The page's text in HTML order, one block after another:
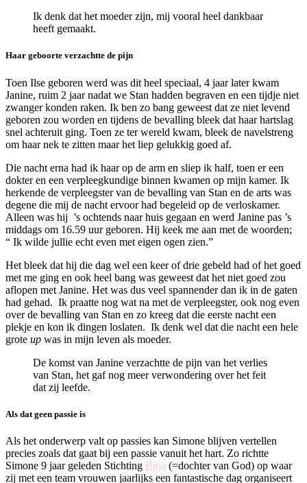
Ik denk dat het moeder zijn, mij vooral heel dankbaar
heeft gemaakt.
Haar geboorte verzachtte de pijn
Toen Ilse geboren werd was dit heel speciaal, 4 jaar later kwam
Janine, ruim 2 jaar nadat we Stan hadden begraven en een tijdje niet
zwanger konden raken. Ik ben zo bang geweest dat ze niet levend
geboren zou worden en tijdens de bevalling bleek dat haar hartslag
snel achteruit ging. Toen ze ter wereld kwam, bleek de navelstreng
om haar nek te zitten maar het liep gelukkig goed af.
Die nacht erna had ik haar op de arm en sliep ik half, toen er een
dokter en een verpleegkundige binnen kwamen op mijn kamer. Ik
herkende de verpleegster van de bevalling van Stan en de arts was
degene die mij de nacht ervoor had begeleid op de verloskamer.
Alleen was hij ’s ochtends naar huis gegaan en werd Janine pas ’s
middags om 16.59 uur geboren. Hij keek me aan met de woorden;
“ Ik wilde jullie echt even met eigen ogen zien.”
Het bleek dat hij die dag wel een keer of drie gebeld had of het goed
met me ging en ook heel bang was geweest dat het niet goed zou
aflopen met Janine. Het was dus veel spannender dan ik in de gaten
had gehad. Ik praatte nog wat na met de verpleegster, ook nog even
over de bevalling van Stan en zo kreeg dat die eerste nacht een
plekje en kon ik dingen loslaten. Ik denk wel dat die nacht een hele
grote up was in mijn leven als moeder.
De komst van Janine verzachtte de pijn van het verlies
van Stan, het gaf nog meer verwondering over het feit
dat zij leefde.
Als dat geen passie is
Als het onderwerp valt op passies kan Simone blijven vertellen
precies zoals dat gaat bij een passie vanuit het hart. Zo richtte
Simone 9 jaar geleden Stichting Bitja (=dochter van God) op waar
zij met een team vrouwen jaarlijks een fantastische dag organiseert